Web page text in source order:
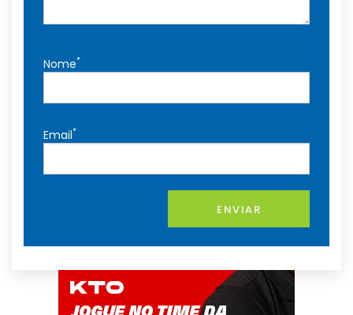
Nome*
Email*
ENVIAR